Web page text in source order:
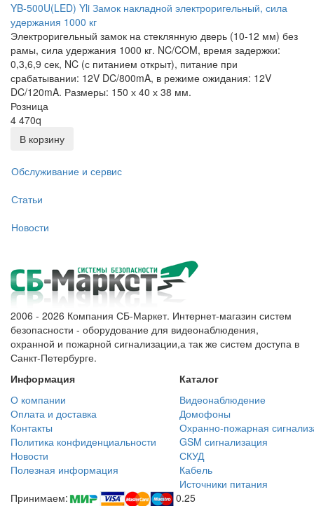
YB-500U(LED) Yli Замок накладной электроригельный, сила
удержания 1000 кг
Электроригельный замок на стеклянную дверь (10-12 мм) без
рамы, сила удержания 1000 кг. NC/COM, время задержки:
0,3,6,9 сек, NC (с питанием открыт), питание при
срабатывании: 12V DC/800mA, в режиме ожидания: 12V
DC/120mA. Размеры: 150 х 40 х 38 мм.
Розница
4 470q
В корзину
Обслуживание и сервис
Статьи
Новости
2006 - 2026 Компания СБ-Маркет. Интернет-магазин систем
безопасности - оборудование для видеонаблюдения,
охранной и пожарной сигнализации,а так же систем доступа в
Санкт-Петербурге.
Информация
Каталог
О компании
Видеонаблюдение
Оплата и доставка
Домофоны
Контакты
Охранно-пожарная
Политика конфиденциальности
GSM сигнализация
Новости
СКУД
Полезная информация
Кабель
Источники питания
Принимаем:
0.25